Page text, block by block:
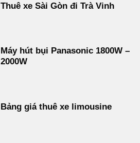
Thuê xe Sài Gòn đi Trà Vinh
Máy hút bụi Panasonic 1800W –
2000W
Bảng giá thuê xe limousine